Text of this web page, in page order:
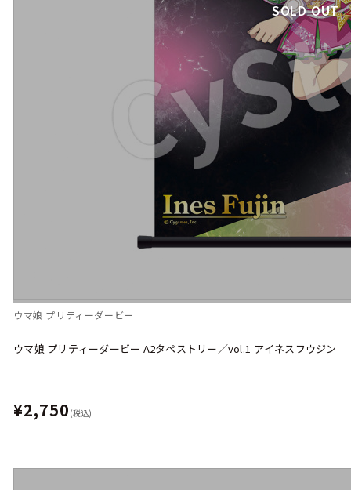
SOLD OUT
ウマ娘 プリティーダービー
ウマ娘 プリティーダービー A2タペストリー／vol.1 アイネスフウジン
¥2,750 (税込)